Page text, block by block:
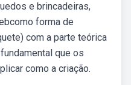
e brincadeiras,
forma de
com a parte teórica
que os
como a criação.